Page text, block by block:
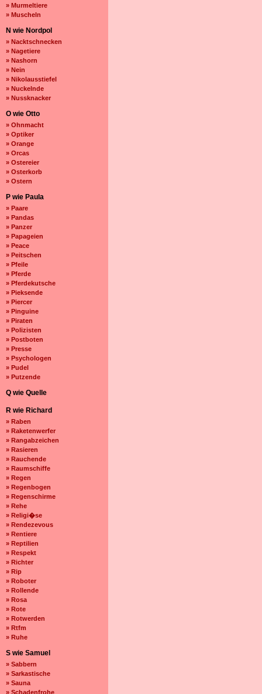
» Murmeltiere
» Muscheln
N wie Nordpol
» Nacktschnecken
» Nagetiere
» Nashorn
» Nein
» Nikolausstiefel
» Nuckelnde
» Nussknacker
O wie Otto
» Ohnmacht
» Optiker
» Orange
» Orcas
» Ostereier
» Osterkorb
» Ostern
P wie Paula
» Paare
» Pandas
» Panzer
» Papageien
» Peace
» Peitschen
» Pfeile
» Pferde
» Pferdekutsche
» Pieksende
» Piercer
» Pinguine
» Piraten
» Polizisten
» Postboten
» Presse
» Psychologen
» Pudel
» Putzende
Q wie Quelle
R wie Richard
» Raben
» Raketenwerfer
» Rangabzeichen
» Rasieren
» Rauchende
» Raumschiffe
» Regen
» Regenbogen
» Regenschirme
» Rehe
» Religi�se
» Rendezevous
» Rentiere
» Reptilien
» Respekt
» Richter
» Rip
» Roboter
» Rollende
» Rosa
» Rote
» Rotwerden
» Rtfm
» Ruhe
S wie Samuel
» Sabbern
» Sarkastische
» Sauna
» Schadenfrohe